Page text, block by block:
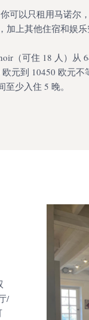
可以只租用马诺尔
上其他住宿和娱乐
（可住 18 人）从
元到 10450 欧元
至少入住 5 晚。
/